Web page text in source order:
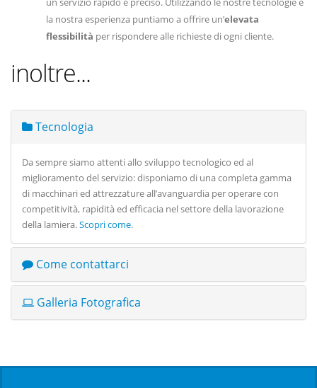
la nostra esperienza puntiamo a offrire un’elevata
flessibilità per rispondere alle richieste di ogni cliente.
inoltre...
Tecnologia
Da sempre siamo attenti allo sviluppo tecnologico ed al
miglioramento del servizio: disponiamo di una completa gamma
di macchinari ed attrezzature all’avanguardia per operare con
competitività, rapidità ed efficacia nel settore della lavorazione
della lamiera.Scopri come.
Come contattarci
Galleria Fotografica